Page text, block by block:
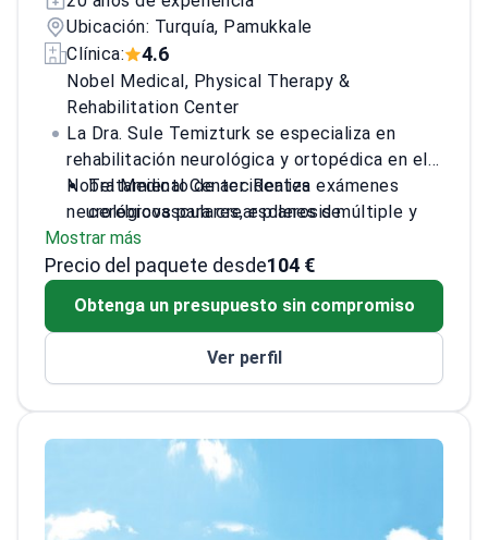
Ubicación: Turquía, Pamukkale
Clínica:
4.6
Nobel Medical, Physical Therapy &
Rehabilitation Center
La Dra. Sule Temizturk se especializa en
rehabilitación neurológica y ortopédica en el
Nobel Medical Center. Realiza exámenes
neurológicos para crear planes de
recuperación para pacientes con lesiones de
la médula espinal.
Tratamiento de accidentes
cerebrovasculares, esclerosis múltiple y
recuperación de lesiones de la médula
espinal
niños con necesidades de desarrollo
intraarticulares para aliviar el dolor
Formada en el Hospital de Formación e
Investigación Sisli Eftal
Mostrar más
Precio del paquete desde104 €
Obtenga un presupuesto sin compromiso
Ver perfil